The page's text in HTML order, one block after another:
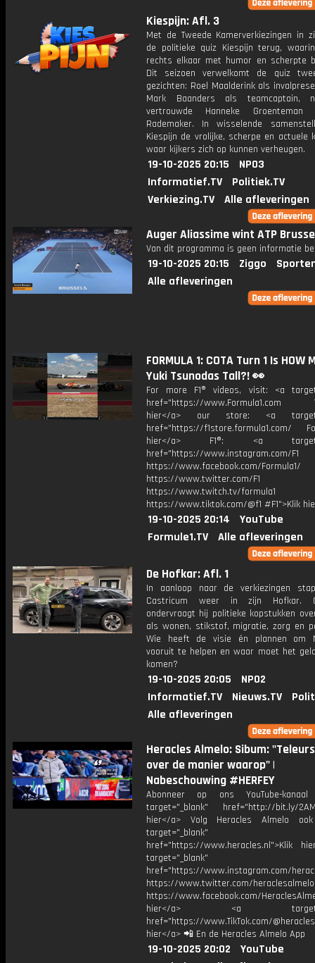
Kiespijn: Afl. 3
Met de Tweede Kamerverkiezingen in
de politieke quiz Kiespijn terug,
rechts elkaar met humor en scherpte
Dit seizoen verwelkomt de quiz
gezichten: Roel Maalderink als
Mark Baanders als teamcaptain,
vertrouwde Hanneke
Rademaker. In wisselende
Kiespijn de vrolijke, scherpe en actuele
waar kijkers zich op kunnen verheugen.
19-10-2025 20:15
NPO3
Informatief.TV
Politiek.TV
Verkiezing.TV
Alle afleveringen
Auger Aliassime wint ATP
Van dit programma is geen informatie
19-10-2025 20:15 Ziggo
Alle afleveringen
FORMULA 1: COTA Turn 1 Is HOW
Yuki Tsunodas Tall?! 👀
For more F1® videos, visit: <a
href="https://www.Formula1.com
hier</a> our store: <a
href="https://f1store.formula1.com/
hier</a> F1®: <a
href="https://www.instagram.com/F1
https://www.facebook.com/Formula1/
https://www.twitter.com/F1
https://www.twitch.tv/formula1
https://www.tiktok.com/@f1 #F1">Klik
19-10-2025 20:14
YouTube
Formule1.TV
Alle afleveringen
De Hofkar: Afl. 1
In aanloop naar de verkiezingen
Castricum weer in zijn Hofkar.
ondervraagt hij politieke kopstukken
als wonen, stikstof, migratie, zorg en
Wie heeft de visie én plannen om
vooruit te helpen en waar moet het
komen?
19-10-2025 20:05
NPO2
Informatief.TV
Nieuws.TV
Alle afleveringen
Heracles Almelo: Sibum:
over de manier waarop" |
Nabeschouwing #HERFEY
Abonneer op ons YouTube-
target="_blank" href="http://bit.ly/
hier</a> Volg Heracles Almelo
target="_blank"
href="https://www.heracles.nl">Klik
target="_blank"
href="https://www.instagram.com/
https://www.twitter.com/heraclesalmelo
https://www.facebook.com/
hier</a> <a
href="https://www.TikTok.com/
hier</a> 📲 En de Heracles Almelo App
19-10-2025 20:02
YouTube